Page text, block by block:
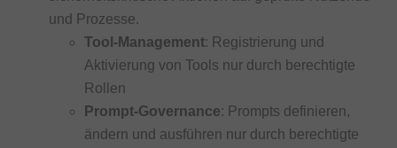
und Prozesse.
Tool-Management: Registrierung und
Aktivierung von Tools nur durch berechtigte
Rollen
Prompt-Governance: Prompts definieren,
ändern und ausführen nur durch berechtigte